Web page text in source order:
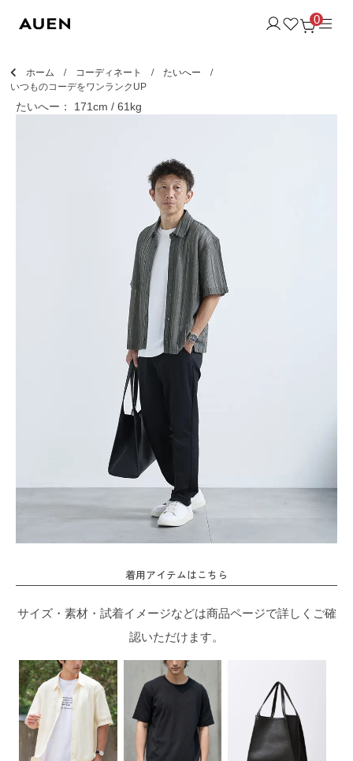
0
ホーム コーディネート
たいへー
いつものコーデをワンランクUP
たいへー： 171cm / 61kg
着用アイテムはこちら
サイズ・素材・試着イメージなどは商品ページで詳しくご確
認いただけます。